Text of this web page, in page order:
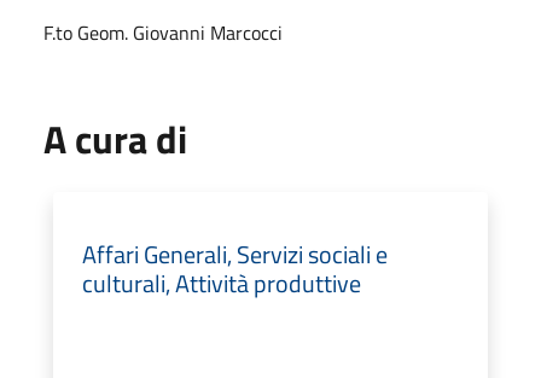
F.to Geom. Giovanni Marcocci
A cura di
Affari Generali, Servizi sociali e
culturali, Attività produttive